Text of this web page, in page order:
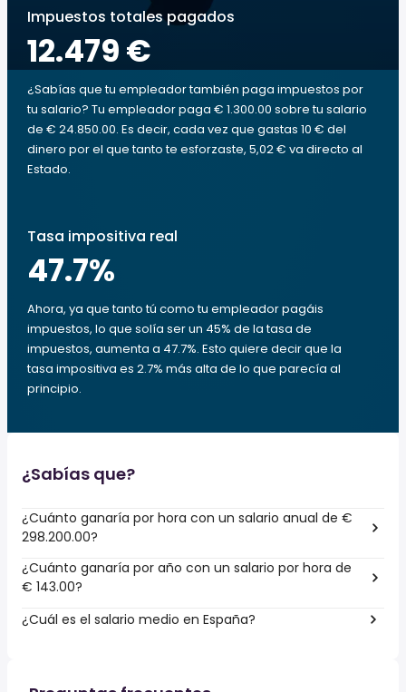
Impuestos totales pagados
12.479 €
¿Sabías que tu empleador también paga impuestos por
tu salario? Tu empleador paga € 1.300.00 sobre tu salario
de € 24.850.00. Es decir, cada vez que gastas 10 € del
dinero por el que tanto te esforzaste, 5,02 € va directo al
Estado.
Tasa impositiva real
47.7%
Ahora, ya que tanto tú como tu empleador pagáis
impuestos, lo que solía ser un 45% de la tasa de
impuestos, aumenta a 47.7%. Esto quiere decir que la
tasa impositiva es 2.7% más alta de lo que parecía al
principio.
¿Sabías que?
¿Cuánto ganaría por hora con un salario anual de €
298.200.00?
¿Cuánto ganaría por año con un salario por hora de
€ 143.00?
¿Cuál es el salario medio en España?